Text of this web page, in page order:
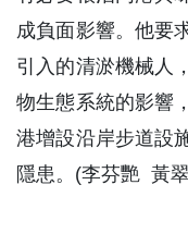
成負面影響。他要
引入的清淤機械人
物生態系統的影響
港增設沿岸步道設
隱患。(李芬艷 黃